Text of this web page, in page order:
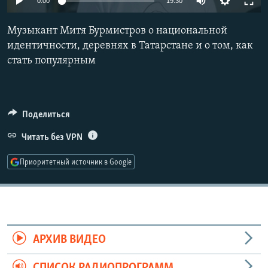
РАСПИСАНИЕ ВЕЩАНИЯ
ПОДПИШИТЕСЬ НА РАССЫЛКУ
СОЦИАЛЬНЫЕ СЕТИ
Музыкант Митя Бурмистров о национальной
идентичности, деревнях в Татарстане и о том, как
стать популярным
Поделиться
Читать без VPN
Приоритетный источник в Google
АРХИВ ВИДЕО